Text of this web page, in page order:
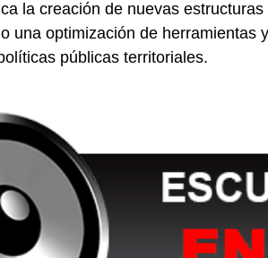
la creación de nuevas
una optimización de herramientas
públicas territoriales.